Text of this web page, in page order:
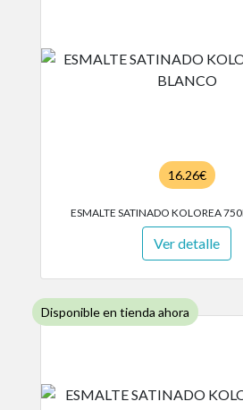
16.26€
ESMALTE SATINADO KOLOREA
Ver detalle
Disponible en tienda ahora